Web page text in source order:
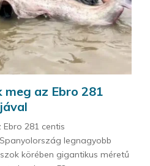
az Ebro 281
281 centis
legnagyobb
körében gigantikus méretű